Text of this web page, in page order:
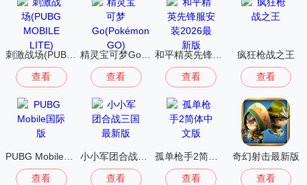
查看 查看 查看
疯狂枪战之王
查看
PUBG Mobile国际版
查看
小小军团合战三国最新版
查看
孤单枪手2简体中文版
查看
奇幻射击最新版
查看